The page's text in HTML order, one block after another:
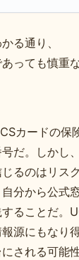
る通り、
っても慎重
カードの保
だ。しかし、
るのはリス
分から公式
ることだ。
源にもなり得
される可能